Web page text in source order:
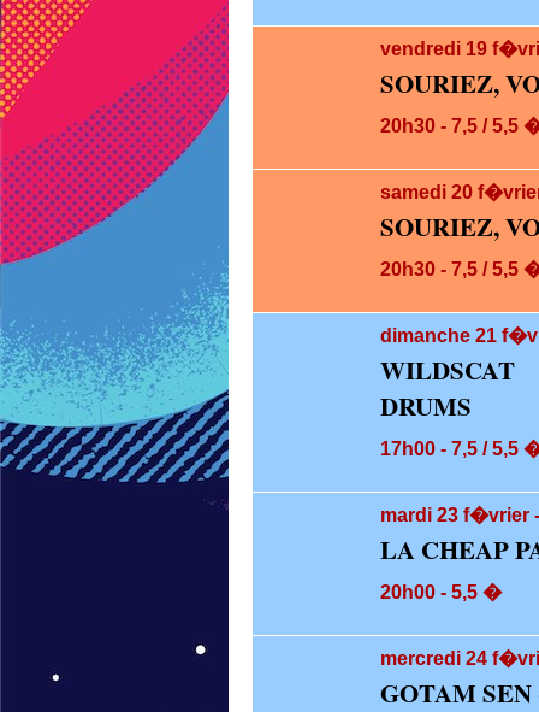
vendredi 19
SOURIEZ,
20h30 - 7,5 / 5,5
samedi 20
SOURIEZ,
20h30 - 7,5 / 5,5
dimanche 21
DRUMS
17h00 - 7,5 / 5,5
mardi 23 f�vrier
LA CHEAP
20h00 - 5,5 �
mercredi 24
GOTAM